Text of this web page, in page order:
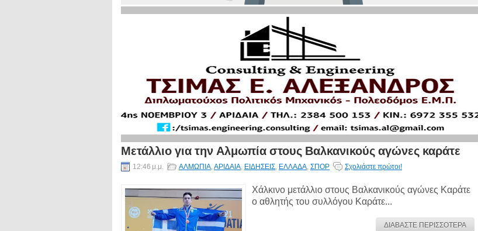
Μετάλλιο για την Αλμωπία στους Βαλκανικούς αγώνες καράτε
12:46 μ.μ. ΑΛΜΩΠΙΑ,ΑΡΙΔΑΙΑ, ΕΙΔΗΣΕΙΣ, ΕΛΛΑΔΑ, ΣΠΟΡ Σχολιάστε πρώτοι!
Χάλκινο μετάλλιο στους Βαλκανικούς αγώνες Καράτε
ο αθλητής του συλλόγου Καράτε...
ΔΙΑΒΑΣΤΕ ΠΕΡΙΣΣΟΤΕΡΑ